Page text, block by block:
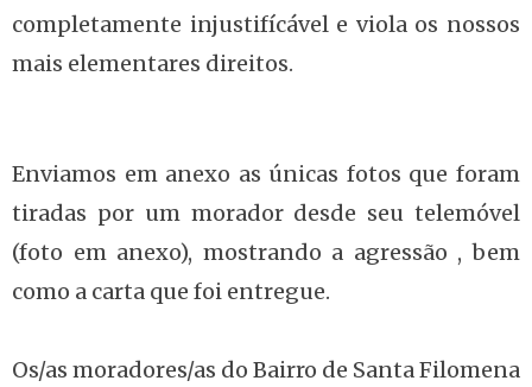
completamente injustifícável e viola os nossos
mais elementares direitos.
Enviamos em anexo as únicas fotos que foram
tiradas por um morador desde seu telemóvel
(foto em anexo), mostrando a agressão , bem
como a carta que foi entregue.
Os/as moradores/as do Bairro de Santa Filomena